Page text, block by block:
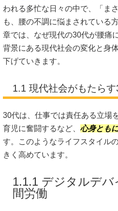
われる多忙な日々の中で、「ま
も、腰の不調に悩まされている
章では、なぜ現代の30代が腰痛
背景にある現代社会の変化と身
下げていきます。
1.1 現代社会がもたら
30代は、仕事では責任ある立場
育児に奮闘するなど、 心身とも
す。このようなライフスタイル
きく高めています。
1.1.1 デジタルデ
間労働